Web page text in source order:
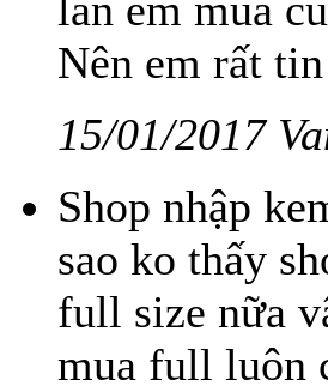
Nên em rất
15/01/2017
Shop nhập
sao ko thấy
full size nữa
mua full luôn